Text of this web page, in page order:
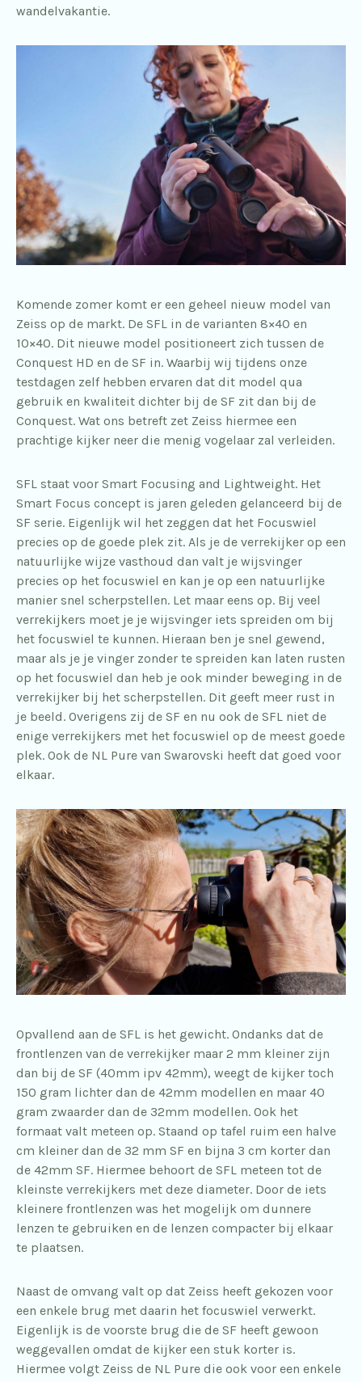
wandelvakantie.
Komende zomer komt er een geheel nieuw model van
Zeiss op de markt. De SFL in de varianten 8×40 en
10×40. Dit nieuwe model positioneert zich tussen de
Conquest HD en de SF in. Waarbij wij tijdens onze
testdagen zelf hebben ervaren dat dit model qua
gebruik en kwaliteit dichter bij de SF zit dan bij de
Conquest. Wat ons betreft zet Zeiss hiermee een
prachtige kijker neer die menig vogelaar zal verleiden.
SFL staat voor Smart Focusing and Lightweight. Het
Smart Focus concept is jaren geleden gelanceerd bij de
SF serie. Eigenlijk wil het zeggen dat het Focuswiel
precies op de goede plek zit. Als je de verrekijker op een
natuurlijke wijze vasthoud dan valt je wijsvinger
precies op het focuswiel en kan je op een natuurlijke
manier snel scherpstellen. Let maar eens op. Bij veel
verrekijkers moet je je wijsvinger iets spreiden om bij
het focuswiel te kunnen. Hieraan ben je snel gewend,
maar als je je vinger zonder te spreiden kan laten rusten
op het focuswiel dan heb je ook minder beweging in de
verrekijker bij het scherpstellen. Dit geeft meer rust in
je beeld. Overigens zij de SF en nu ook de SFL niet de
enige verrekijkers met het focuswiel op de meest goede
plek. Ook de NL Pure van Swarovski heeft dat goed voor
elkaar.
Opvallend aan de SFL is het gewicht. Ondanks dat de
frontlenzen van de verrekijker maar 2 mm kleiner zijn
dan bij de SF (40mm ipv 42mm), weegt de kijker toch
150 gram lichter dan de 42mm modellen en maar 40
gram zwaarder dan de 32mm modellen. Ook het
formaat valt meteen op. Staand op tafel ruim een halve
cm kleiner dan de 32 mm SF en bijna 3 cm korter dan
de 42mm SF. Hiermee behoort de SFL meteen tot de
kleinste verrekijkers met deze diameter. Door de iets
kleinere frontlenzen was het mogelijk om dunnere
lenzen te gebruiken en de lenzen compacter bij elkaar
te plaatsen.
Naast de omvang valt op dat Zeiss heeft gekozen voor
een enkele brug met daarin het focuswiel verwerkt.
Eigenlijk is de voorste brug die de SF heeft gewoon
weggevallen omdat de kijker een stuk korter is.
Hiermee volgt Zeiss de NL Pure die ook voor een enkele